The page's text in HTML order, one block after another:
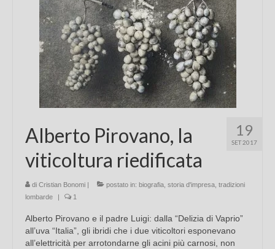
19
SET 2017
Alberto Pirovano, la
viticoltura riedificata
di Cristian Bonomi | postato in: biografia storia d'impresa tradizioni
lombarde
| 1
Alberto Pirovano e il padre Luigi: dalla “Delizia di Vaprio”
all’uva “Italia”, gli ibridi che i due viticoltori esponevano
all’elettricità per arrotondarne gli acini più carnosi, non